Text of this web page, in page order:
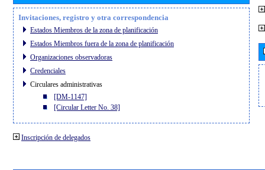
Invitaciones, registro y otra correspondencia
Estados Miembros de la zona de planificación
Estados Miembros fuera de la zona de planificación
Organizaciones observadoras
Credenciales
Circulares administrativas
[DM-1147]
[Circular Letter No. 38]
Inscripción de delegados